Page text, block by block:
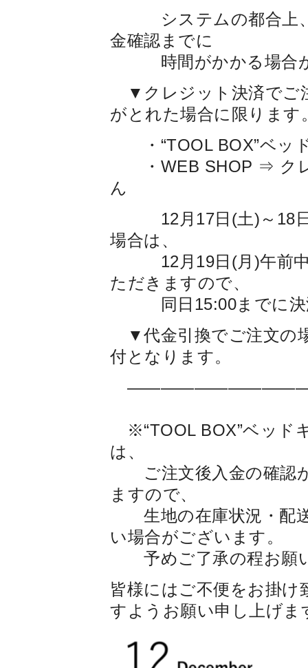
システムの都合上、
金確認までに
時間がかかる場合が
▼クレジット決済でご
がとれた場合に限ります
・“TOOL BOX”ベッ
・WEB SHOP ⇒ クレ
ん
12月17日(土)～18日(
場合は、
12月19日(月)午前中
ただきますので、
同日15:00までに決
▼代金引換でご注文の
付となります。
※“TOOL BOX”ベッド
は、
ご注文後入金の確認が
ますので、
生地の在庫状況・配送
い場合がございます。
予めご了承の程お願
皆様にはご不便をお掛
すようお願い申し上げま